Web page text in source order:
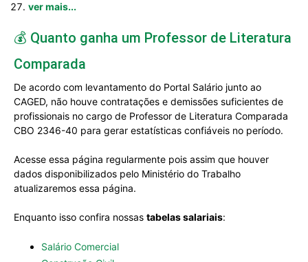
ver mais...
💰 Quanto ganha um Professor de Literatura
Comparada
De acordo com levantamento do Portal Salário junto ao
CAGED, não houve contratações e demissões suficientes de
profissionais no cargo de Professor de Literatura Comparada
CBO 2346-40 para gerar estatísticas confiáveis no período.
Acesse essa página regularmente pois assim que houver
dados disponibilizados pelo Ministério do Trabalho
atualizaremos essa página.
Enquanto isso confira nossas tabelas salariais:
Salário Comercial